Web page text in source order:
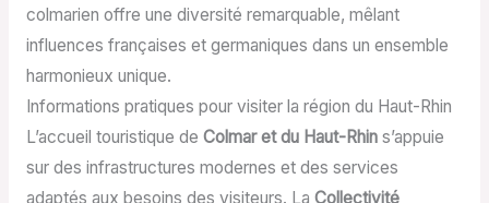
colmarien offre une diversité remarquable, mêlant
influences françaises et germaniques dans un ensemble
harmonieux unique.
Informations pratiques pour visiter la région du Haut-Rhin
L’accueil touristique de Colmar et du Haut-Rhins’appuie
sur des infrastructures modernes et des services
adaptés aux besoins des visiteurs. La Collectivité